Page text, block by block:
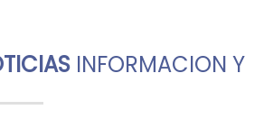
INFORMACION Y